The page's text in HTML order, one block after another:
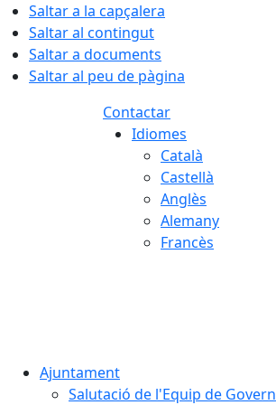
Saltar a la capçalera
Saltar al contingut
Saltar a documents
Saltar al peu de pàgina
Contactar
Idiomes
Català
Castellà
Anglès
Alemany
Francès
Ajuntament
Salutació de l'Equip de Govern